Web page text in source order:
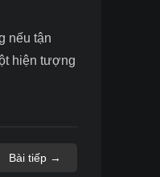
nếu tận
hiện tượng
Bài tiếp →